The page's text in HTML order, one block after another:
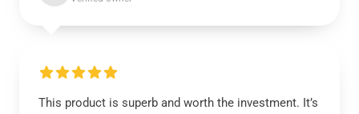
This product is superb and worth the investment. It’s